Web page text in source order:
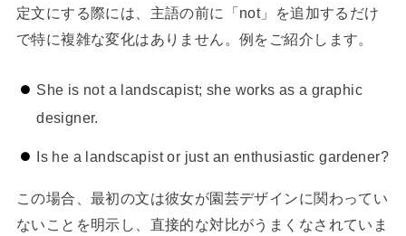
定文にする際には、主語の前に「not」を追加するだけ
で特に複雑な変化はありません。例をご紹介します。
She is not a landscapist; she works as a graphic
designer.
Is he a landscapist or just an enthusiastic gardener?
この場合、最初の文は彼女が園芸デザインに関わってい
ないことを明示し、直接的な対比がうまくなされていま